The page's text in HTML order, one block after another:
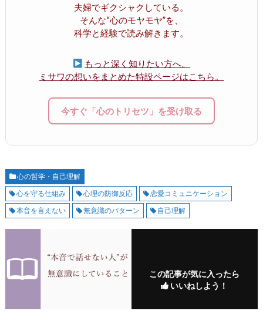
夫婦でギクシャクしている。
そんな“心のモヤモヤ”を、
科学と経験で読み解きます。
もっと深く知りたい方へ。
ミサワの想いをまとめた特設ページはこちら。
今すぐ「心のトリセツ」を受け取る
心の哲学・自己理解
心を守る仕組み
心理の防御反応
恋愛コミュニケーション
本音を言えない
無意識のパターン 自己理解
この記事が気に入ったら
いいねしよう！